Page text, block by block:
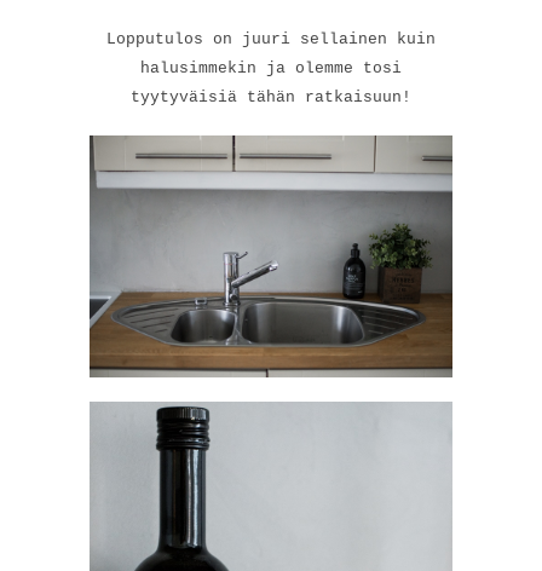
Lopputulos on juuri sellainen kuin
halusimmekin ja olemme tosi
tyytyväisiä tähän ratkaisuun!